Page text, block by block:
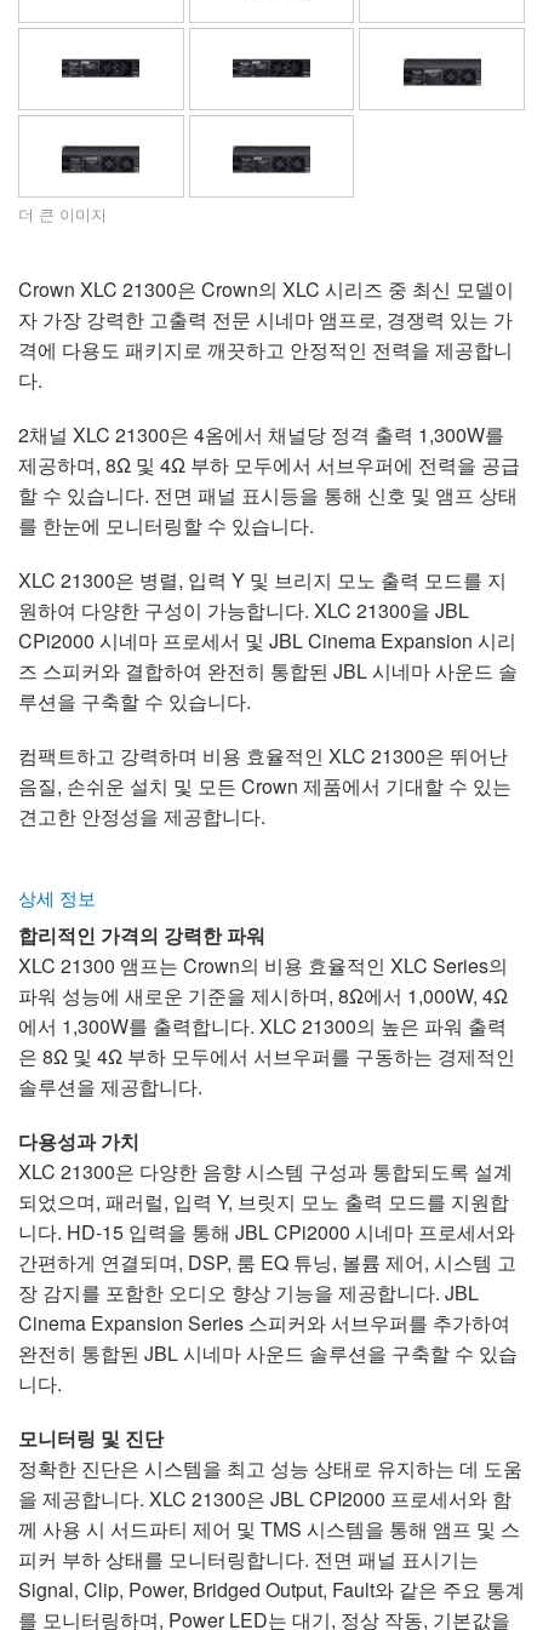
더 큰 이미지
Crown XLC 21300은 Crown의 XLC 시리즈 중 최신 모델이
자 가장 강력한 고출력 전문 시네마 앰프로, 경쟁력 있는 가
격에 다용도 패키지로 깨끗하고 안정적인 전력을 제공합니
다.
2채널 XLC 21300은 4옴에서 채널당 정격 출력 1,300W를
제공하며, 8Ω 및 4Ω 부하 모두에서 서브우퍼에 전력을 공급
할 수 있습니다. 전면 패널 표시등을 통해 신호 및 앰프 상태
를 한눈에 모니터링할 수 있습니다.
XLC 21300은 병렬, 입력 Y 및 브리지 모노 출력 모드를 지
원하여 다양한 구성이 가능합니다. XLC 21300을 JBL
CPi2000 시네마 프로세서 및 JBL Cinema Expansion 시리
즈 스피커와 결합하여 완전히 통합된 JBL 시네마 사운드 솔
루션을 구축할 수 있습니다.
컴팩트하고 강력하며 비용 효율적인 XLC 21300은 뛰어난
음질, 손쉬운 설치 및 모든 Crown 제품에서 기대할 수 있는
견고한 안정성을 제공합니다.
상세 정보
합리적인 가격의 강력한 파워
XLC 21300 앰프는 Crown의 비용 효율적인 XLC Series의
파워 성능에 새로운 기준을 제시하며, 8Ω에서 1,000W, 4Ω
에서 1,300W를 출력합니다. XLC 21300의 높은 파워 출력
은 8Ω 및 4Ω 부하 모두에서 서브우퍼를 구동하는 경제적인
솔루션을 제공합니다.
다용성과 가치
XLC 21300은 다양한 음향 시스템 구성과 통합되도록 설계
되었으며, 패러럴, 입력 Y, 브릿지 모노 출력 모드를 지원합
니다. HD-15 입력을 통해 JBL CPi2000 시네마 프로세서와
간편하게 연결되며, DSP, 룸 EQ 튜닝, 볼륨 제어, 시스템 고
장 감지를 포함한 오디오 향상 기능을 제공합니다. JBL
Cinema Expansion Series 스피커와 서브우퍼를 추가하여
완전히 통합된 JBL 시네마 사운드 솔루션을 구축할 수 있습
니다.
모니터링 및 진단
정확한 진단은 시스템을 최고 성능 상태로 유지하는 데 도움
을 제공합니다. XLC 21300은 JBL CPI2000 프로세서와 함
께 사용 시 서드파티 제어 및 TMS 시스템을 통해 앰프 및 스
피커 부하 상태를 모니터링합니다. 전면 패널 표시기는
Signal, Clip, Power, Bridged Output, Fault와 같은 주요 통계
를 모니터링하며, Power LED는 대기, 정상 작동, 기본값을